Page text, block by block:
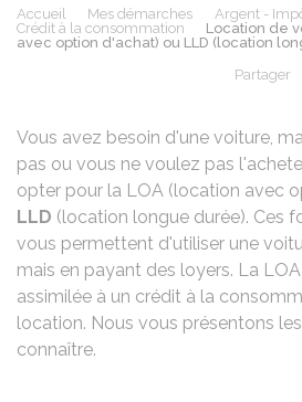
Accueil Mes démarches
Argent -
Crédit à la consommation
Location de
avec option d'achat) ou LLD (location
Partager
Vous avez besoin d'une voiture,
pas ou vous ne voulez pas
opter pour la LOA (location avec
LLD (location longue durée). Ces
vous permettent d'utiliser une
mais en payant des loyers. La
assimilée à un crédit à la
location. Nous vous présentons
connaître.